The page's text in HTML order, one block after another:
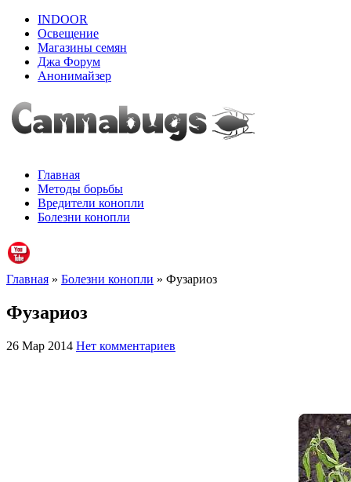
INDOOR
Освещение
Магазины семян
Джа Форум
Анонимайзер
Главная
Методы борьбы
Вредители конопли
Болезни конопли
Главная » Болезни конопли » Фузариоз
Фузариоз
26 Мар 2014 Нет комментариев